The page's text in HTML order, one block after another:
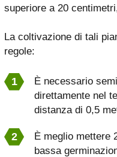
superiore a 20
La coltivazione di tali
regole:
È necessario
direttamente nel
distanza di 0,5
È meglio mettere
bassa